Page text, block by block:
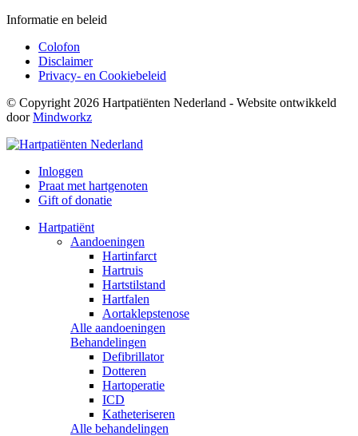
Informatie en beleid
Colofon
Disclaimer
Privacy- en Cookiebeleid
© Copyright 2026 Hartpatiënten Nederland - Website ontwikkeld
doorMindworkz
Inloggen
Praat met hartgenoten
Gift of donatie
Hartpatiënt
Aandoeningen
Hartinfarct
Hartruis
Hartstilstand
Hartfalen
Aortaklepstenose
Alle aandoeningen
Behandelingen
Defibrillator
Dotteren
Hartoperatie
ICD
Katheteriseren
Alle behandelingen